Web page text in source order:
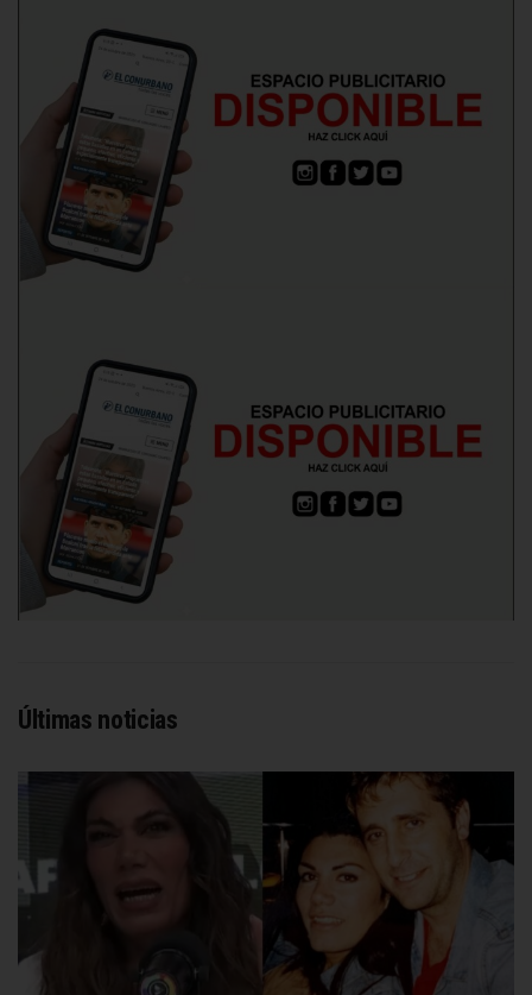
Últimas noticias